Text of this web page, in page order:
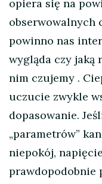
opiera się na
obserwowalnych
powinno nas
wygląda czy jaką
nim czujemy .
uczucie zwykle
dopasowanie.
„parametrów”
niepokój,
prawdopodobnie